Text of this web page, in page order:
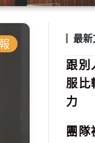
最
跟別
服比
力
團隊